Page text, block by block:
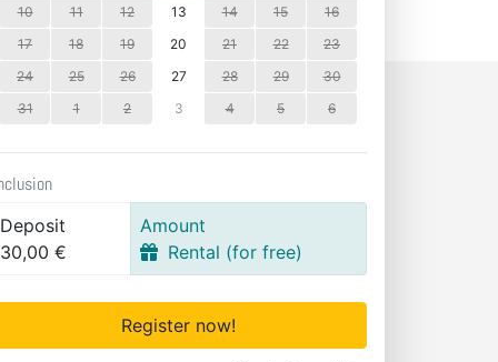
10
11 12 13 14 15
16
17
18 19 20 21 22
23
24
25 26 27 28 29
30
31
1 2 3 4 5 6
Deposit
30,00 €
Amount
Rental (for free)
Register now!